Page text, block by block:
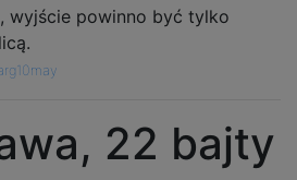
wyjście powinno być tylko
22 bajty